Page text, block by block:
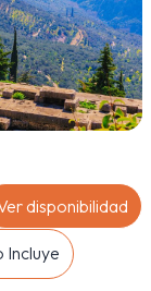
Incluye
disponibilidad